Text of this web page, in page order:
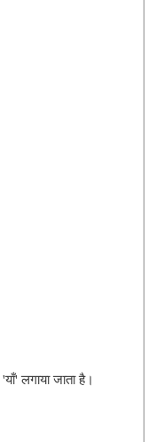
लगाया जाता है।